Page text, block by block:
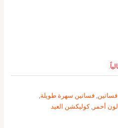
فساتين فساتين سهرة طويلة
أحمر ,كوليكشن العيد